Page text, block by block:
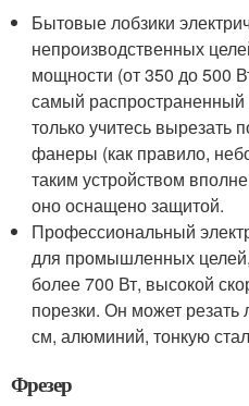
Бытовые лобзики
непроизводственных
мощности (от 350 до 500
самый распространенный
только учитесь вырезать
фанеры (как правило,
таким устройством
оно оснащено защитой.
Профессиональный
для промышленных
более 700 Вт, высокой
порезки. Он может
см, алюминий, тонкую
Фрезер